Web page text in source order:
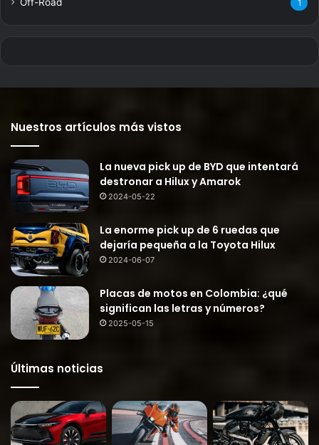
1
Nuestros artículos más vistos
La nueva pick up de BYD que intentará
destronar a Hilux y Amarok
2024-05-22
La enorme pick up de 6 ruedas que
dejaría pequeña a la Toyota Hilux
2024-06-07
Placas de motos en Colombia: ¿qué
significan las letras y números?
2025-05-15
Últimas noticias